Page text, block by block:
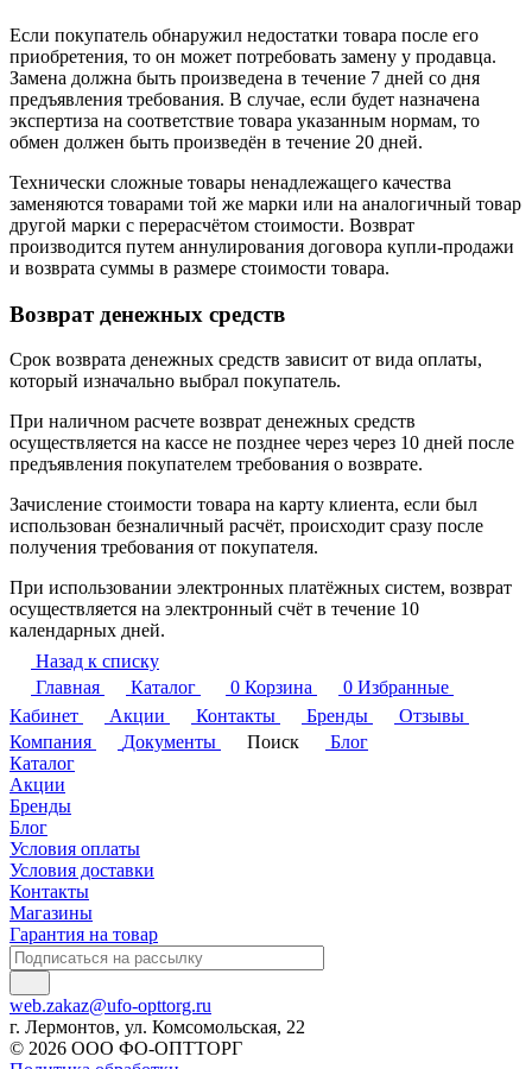
Если покупатель обнаружил недостатки товара после его
приобретения, то он может потребовать замену у продавца.
Замена должна быть произведена в течение 7 дней со дня
предъявления требования. В случае, если будет назначена
экспертиза на соответствие товара указанным нормам, то
обмен должен быть произведён в течение 20 дней.
Технически сложные товары ненадлежащего качества
заменяются товарами той же марки или на аналогичный товар
другой марки с перерасчётом стоимости. Возврат
производится путем аннулирования договора купли-продажи
и возврата суммы в размере стоимости товара.
Возврат денежных средств
Срок возврата денежных средств зависит от вида оплаты,
который изначально выбрал покупатель.
При наличном расчете возврат денежных средств
осуществляется на кассе не позднее через через 10 дней после
предъявления покупателем требования о возврате.
Зачисление стоимости товара на карту клиента, если был
использован безналичный расчёт, происходит сразу после
получения требования от покупателя.
При использовании электронных платёжных систем, возврат
осуществляется на электронный счёт в течение 10
календарных дней.
Назад к списку
Главная
Каталог 0 Корзина 0 Избранные
Кабинет
Акции Контакты Бренды
Отзывы
Компания
Документы Поиск
Блог
Каталог
Акции
Бренды
Блог
Условия оплаты
Условия доставки
Контакты
Магазины
Гарантия на товар
web.zakaz@ufo-opttorg.ru
г. Лермонтов, ул. Комсомольская, 22
© 2026 ООО ФО-ОПТТОРГ